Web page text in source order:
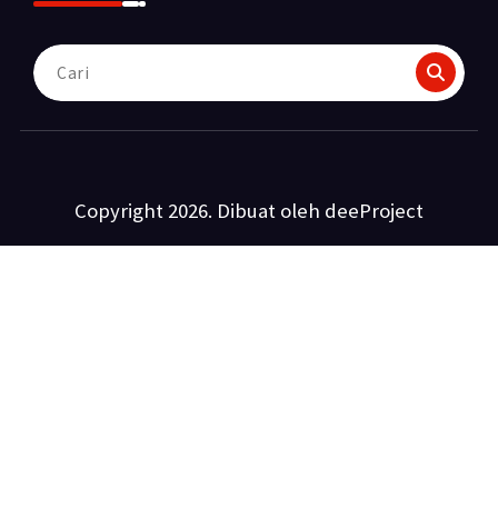
Pencarian
untuk:
Copyright 2026. Dibuat oleh deeProject